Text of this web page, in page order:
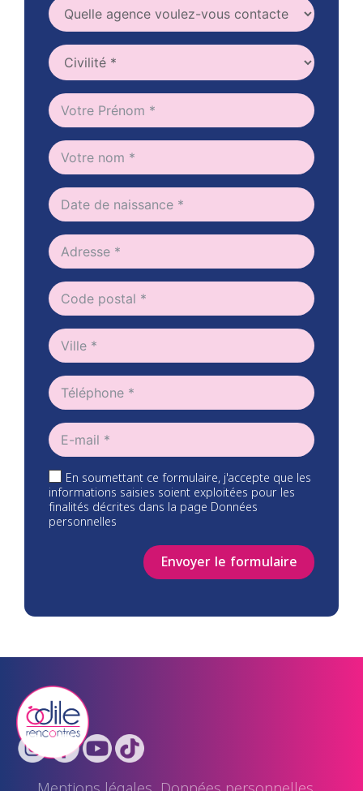
En soumettant ce formulaire, j'accepte que les
informations saisies soient exploitées pour les
finalités décrites dans la page Données
personnelles
Envoyer le formulaire